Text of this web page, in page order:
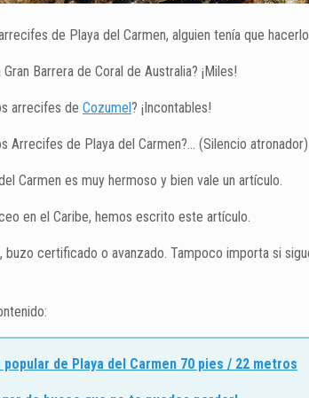
de Playa del Carmen, alguien tenía que
Barrera de Coral de Australia? ¡Miles!
arrecifes de Cozumel ? ¡Incontables!
Arrecifes de Playa del Carmen?… (Silencio atronador)
Carmen es muy hermoso y bien vale un artículo.
en el Caribe, hemos escrito este artículo.
buzo certificado o avanzado. Tampoco importa si
de Playa del Carmen 70 pies / 22 metros